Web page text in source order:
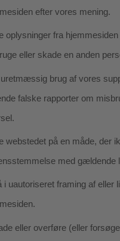
efter vores mening.
oplysninger fra
eller skade en anden
brug af vores
falske rapporter om
webstedet på en måde, der
med gældende
i uautoriseret framing af eller
eller overføre (eller